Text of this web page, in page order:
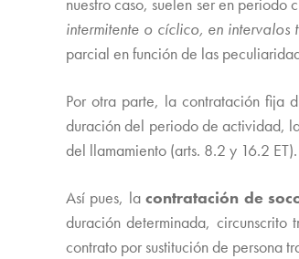
intermitente o cíclico, en
parcial en función de las
Por otra parte, la contratación fija
duración del periodo de actividad,
del llamamiento (arts. 8.2 y 16.2 ET).
Así pues, lacontratación de
duración determinada,
contrato por sustitución de persona